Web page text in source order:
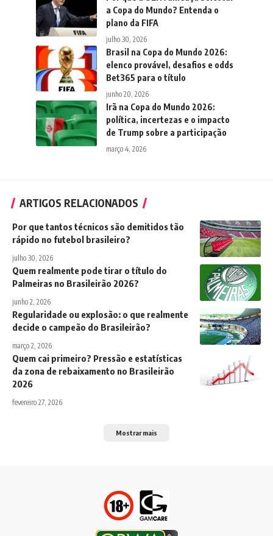
a Copa do Mundo? Entenda o
plano da FIFA
julho 30, 2026
Brasil na Copa do Mundo 2026:
elenco provável, desafios e odds
Bet365 para o título
junho 20, 2026
Irã na Copa do Mundo 2026:
política, incertezas e o impacto
de Trump sobre a participação
março 4, 2026
ARTIGOS RELACIONADOS
Por que tantos técnicos são demitidos tão
rápido no futebol brasileiro?
julho 30, 2026
Quem realmente pode tirar o título do
Palmeiras no Brasileirão 2026?
junho 2, 2026
Regularidade ou explosão: o que realmente
decide o campeão do Brasileirão?
março 2, 2026
Quem cai primeiro? Pressão e estatísticas
da zona de rebaixamento no Brasileirão
2026
fevereiro 27, 2026
Mostrar mais